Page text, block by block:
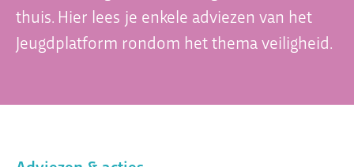
Dit is Jeugdplatform Amsterdam
thuis. Hier lees je enkele adviezen van het
Jeugdplatform rondom het thema veiligheid.